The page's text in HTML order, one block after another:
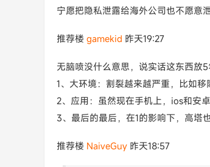
宁愿把隐私泄露给海外公司也不愿意
推荐楼 gamekid 昨天19:27
无脑喷没什么意思，说实话这东西放
1、大环境：割裂越来越严重，比如
2、应用：虽然现在手机上，ios和安
3、最后的最后，在1的影响下，高塔
推荐楼 NaiveGuy 昨天18:57